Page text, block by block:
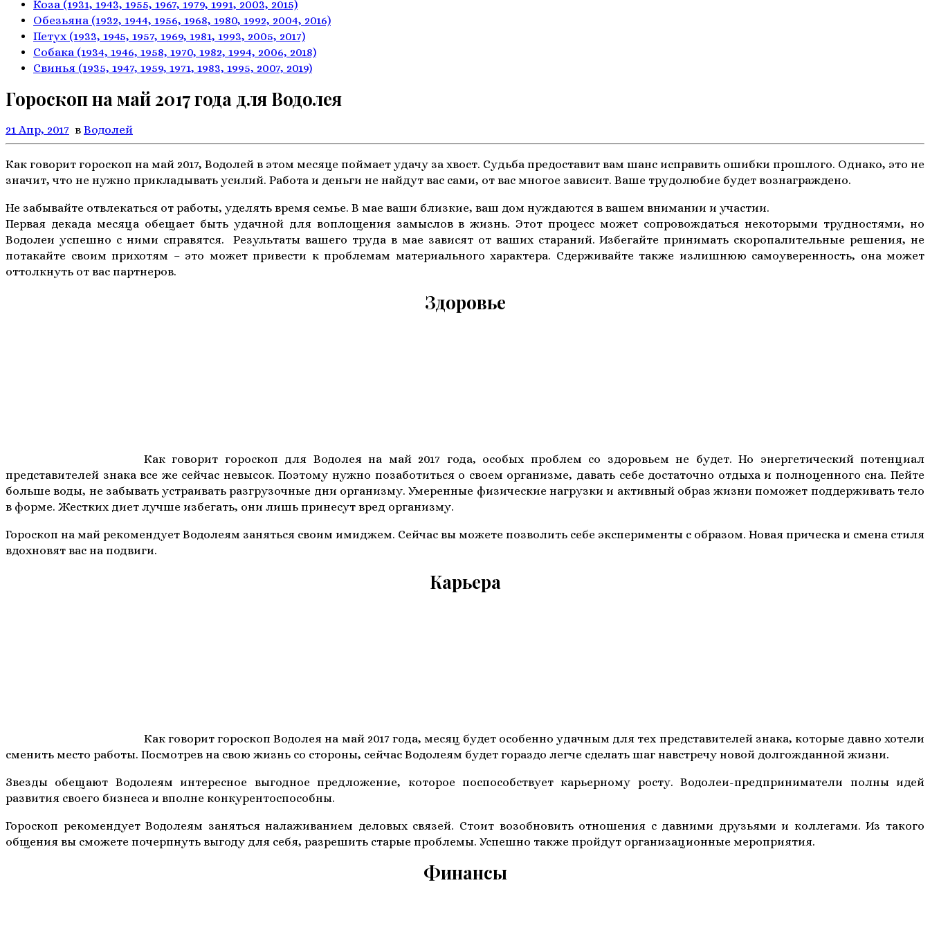
Коза (1931, 1943, 1955, 1967, 1979, 1991, 2003, 2015)
Обезьяна (1932, 1944, 1956, 1968, 1980, 1992, 2004, 2016)
Петух (1933, 1945, 1957, 1969, 1981, 1993, 2005, 2017)
Собака (1934, 1946, 1958, 1970, 1982, 1994, 2006, 2018)
Свинья (1935, 1947, 1959, 1971, 1983, 1995, 2007, 2019)
Гороскоп на май 2017 года для Водолея
21 Апр, 2017 в Водолей
Как говорит гороскоп на май 2017, Водолей в этом месяце поймает удачу за хвост. Судьба предоставит вам шанс исправить ошибки прошлого. Однако, это не
значит, что не нужно прикладывать усилий. Работа и деньги не найдут вас сами, от вас многое зависит. Ваше трудолюбие будет вознаграждено.
Не забывайте отвлекаться от работы, уделять время семье. В мае ваши близкие, ваш дом нуждаются в вашем внимании и участии.
Первая декада месяца обещает быть удачной для воплощения замыслов в жизнь. Этот процесс может сопровождаться некоторыми трудностями, но
Водолеи успешно с ними справятся. Результаты вашего труда в мае зависят от ваших стараний. Избегайте принимать скоропалительные решения, не
потакайте своим прихотям – это может привести к проблемам материального характера. Сдерживайте также излишнюю самоуверенность, она может
оттолкнуть от вас партнеров.
Здоровье
Как говорит гороскоп для Водолея на май 2017 года, особых проблем со здоровьем не будет. Но энергетический потенциал
представителей знака все же сейчас невысок. Поэтому нужно позаботиться о своем организме, давать себе достаточно отдыха и полноценного сна. Пейте
больше воды, не забывать устраивать разгрузочные дни организму. Умеренные физические нагрузки и активный образ жизни поможет поддерживать тело
в форме. Жестких диет лучше избегать, они лишь принесут вред организму.
Гороскоп на май рекомендует Водолеям заняться своим имиджем. Сейчас вы можете позволить себе эксперименты с образом. Новая прическа и смена стиля
вдохновят вас на подвиги.
Карьера
Как говорит гороскоп Водолея на май 2017 года, месяц будет особенно удачным для тех представителей знака, которые давно хотели
сменить место работы. Посмотрев на свою жизнь со стороны, сейчас Водолеям будет гораздо легче сделать шаг навстречу новой долгожданной жизни.
Звезды обещают Водолеям интересное выгодное предложение, которое поспособствует карьерному росту. Водолеи-предприниматели полны идей
развития своего бизнеса и вполне конкурентоспособны.
Гороскоп рекомендует Водолеям заняться налаживанием деловых связей. Стоит возобновить отношения с давними друзьями и коллегами. Из такого
общения вы сможете почерпнуть выгоду для себя, разрешить старые проблемы. Успешно также пройдут организационные мероприятия.
Финансы